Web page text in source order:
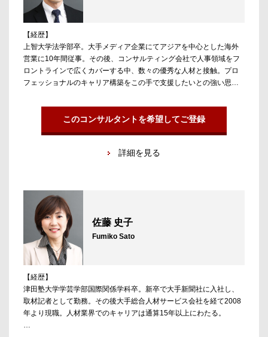
【経歴】
上智大学法学部卒。大手メディア企業にてアジアを中心とした海外
営業に10年間従事。その後、コンサルティング会社で人事領域をフ
ロントラインで広くカバーする中、数々の優秀な人材と接触。プロ
フェッショナルのキャリア構築をこの手で支援したいとの強い思い
【担当領域／実績】
専門はPE投資ファンド、M&Aアドバイザリー、戦略系・総合系・再
ジングディレクタークラスと独自のネットワークがない限り応募を
ィデートを文字通りハンズオンで支援することにより、これまで経
営トップから若手人材まで500名以上の方々の転職を成功に導いてき
た。
このコンサルタントを希望してご登録
詳細を見る
佐藤 史子
Fumiko Sato
【経歴】
津田塾大学学芸学部国際関係学科卒。新卒で大手新聞社に入社し、
取材記者として勤務。その後大手総合人材サービス会社を経て2008
年より現職。人材業界でのキャリアは通算15年以上にわたる。